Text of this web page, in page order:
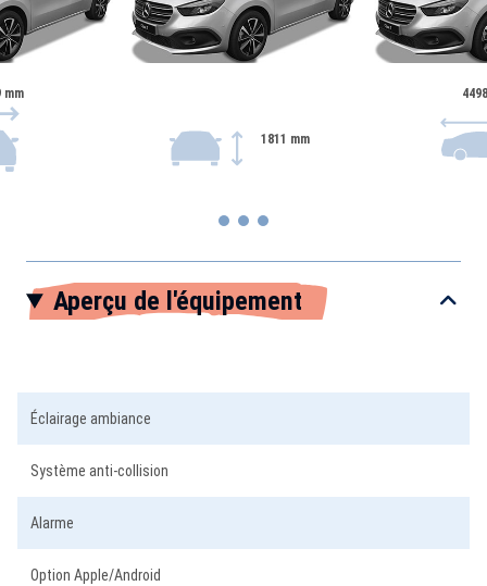
mm
1811 mm
Aperçu de l'équipement
Éclairage ambiance
Système anti-collision
Alarme
Option Apple/Android